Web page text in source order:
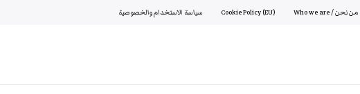
من نحن / Who we are Cookie Policy (EU) سياسة الاستخدام والخصوصية